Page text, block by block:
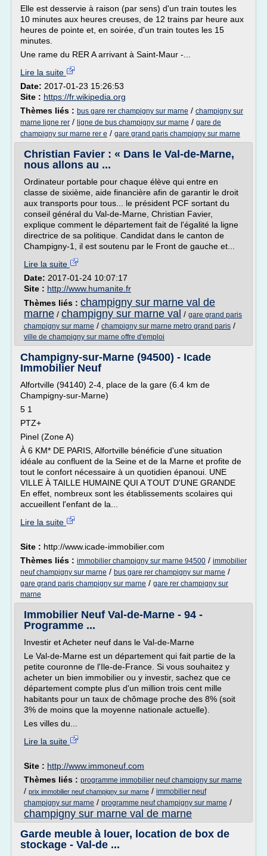
Elle est desservie à raison (par sens) d'un train toutes les
10 minutes aux heures creuses, de 12 trains par heure aux
heures de pointe et, en soirée, d'un train toutes les 15
minutes.
Une rame du RER A arrivant à Saint-Maur -...
Lire la suite
Date: 2017-01-23 15:26:53
Site : https://fr.wikipedia.org
Thèmes liés : bus gare rer champigny sur marne / champigny sur
marne ligne rer / ligne de bus champigny sur marne / gare de
champigny sur marne rer e / gare grand paris champigny sur marne
Christian Favier : « Dans le Val-de-Marne,
nous allons au ...
Ordinateur portable pour chaque élève qui entre en
classe de sixième, aide financière afin de garantir le droit
aux transports pour tous... le président PCF sortant du
conseil général du Val-de-Marne, Christian Favier,
explique comment le département fait de l'égalité la ligne
directrice de sa politique. Candidat dans le canton de
Champigny-1, il est soutenu par le Front de gauche et...
Lire la suite
Date: 2017-01-24 10:07:17
Site : http://www.humanite.fr
Thèmes liés : champigny sur marne val de
marne / champigny sur marne val / gare grand paris
champigny sur marne / champigny sur marne metro grand paris /
ville de champigny sur marne offre d'emploi
Champigny-sur-Marne (94500) - Icade
Immobilier Neuf
Alfortville (94140) 2-4, place de la gare (6.4 km de
Champigny-sur-Marne)
5 1
PTZ+
Pinel (Zone A)
À 6 KM* DE PARIS, Alfortville bénéficie d'une situation
idéale au confluent de la Seine et de la Marne et profite de
tout le confort nécessaire à un quotidien épanoui. UNE
VILLE À TAILLE HUMAINE QUI A TOUT D'UNE GRANDE
En effet, nombreux sont les établissements scolaires qui
accueillent l'enfant de la...
Lire la suite
Site : http://www.icade-immobilier.com
Thèmes liés : immobilier champigny sur marne 94500 / immobilier
neuf champigny sur marne / bus gare rer champigny sur marne /
gare grand paris champigny sur marne / gare rer champigny sur
marne
Immobilier Neuf Val-de-Marne - 94 -
Programme ...
Investir et Acheter neuf dans le Val-de-Marne
Le Val-de-Marne est un département qui fait partie de la
petite couronne de l'Ile-de-France. Si vous souhaitez y
acheter un bien immobilier ou y investir, sachez que ce
département compte plus d'un million trois cent mille
habitants pour un taux de chômage proche des 8% (soit
3% de moins que la moyenne nationale actuelle).
Les villes du...
Lire la suite
Site : http://www.immoneuf.com
Thèmes liés : programme immobilier neuf champigny sur marne
/ prix immobilier neuf champigny sur marne / immobilier neuf
champigny sur marne / programme neuf champigny sur marne /
champigny sur marne val de marne
Garde meuble à louer, location de box de
stockage - Val-de ...